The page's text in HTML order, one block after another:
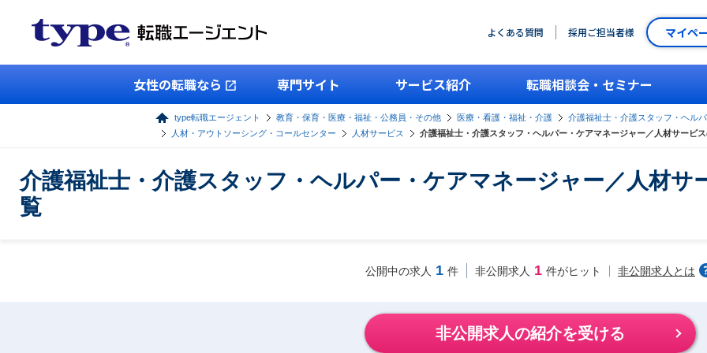
よくある質問 採用ご担当者様 マイペ
女性の転職なら 専門サイト サービス紹介 転職相談会・セミナー
type転職エージェント 教育・保育・医療・福祉・公務員・その他 医療・看護・福祉・介護
介護福祉士・介護スタッフ・ヘル
人材・アウトソーシング・コールセンター
人材サービス 介護福祉士・介護スタッフ・ヘルパー・ケアマネージャー／人材サービ
介護福祉士・介護スタッフ・ヘルパー・ケアマネージャー／人材サ
覧
公開中の求人 1 件 非公開求人 1 件がヒット 非公開求人とは
非公開求人の紹介を受ける